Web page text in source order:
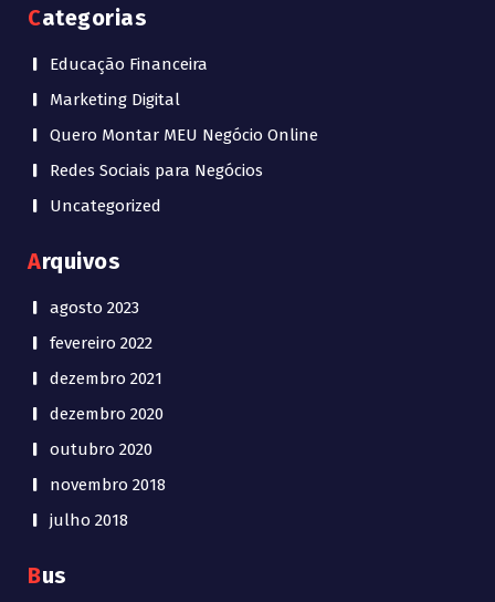
Categorias
Educação Financeira
Marketing Digital
Quero Montar MEU Negócio Online
Redes Sociais para Negócios
Uncategorized
Arquivos
agosto 2023
fevereiro 2022
dezembro 2021
dezembro 2020
outubro 2020
novembro 2018
julho 2018
Bus